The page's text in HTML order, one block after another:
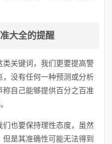
大全的提醒
关键词，我们更要提高警
没有任何一种预测或分析
自己能够提供百分之百准
也要保持理性态度，虽然
是其准确性可能无法得到